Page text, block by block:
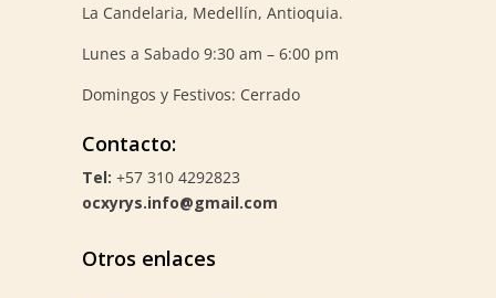
La Candelaria, Medellín, Antioquia.
Lunes a Sabado 9:30 am – 6:00 pm
Domingos y Festivos: Cerrado
Contacto:
Tel: +57 310 4292823
ocxyrys.info@gmail.com
Otros enlaces